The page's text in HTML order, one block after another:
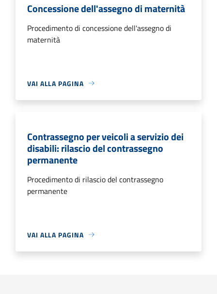
Concessione dell'assegno di maternità
Procedimento di concessione dell'assegno di
maternità
VAI ALLA PAGINA
Contrassegno per veicoli a servizio dei
disabili: rilascio del contrassegno
permanente
Procedimento di rilascio del contrassegno
permanente
VAI ALLA PAGINA